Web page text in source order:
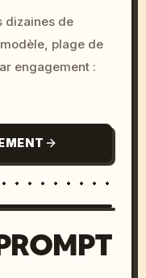
dizaines de
plage de
engagement :